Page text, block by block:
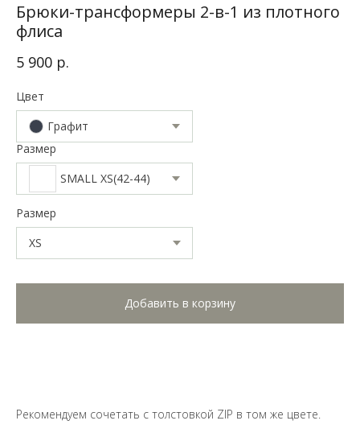
Брюки-трансформеры 2-в-1 из плотного
флиса
5 900 р.
Цвет
Графит
Размер
SMALL XS(42-44)
Размер
Добавить в корзину
Рекомендуем сочетать с толстовкой ZIP в том же цвете.